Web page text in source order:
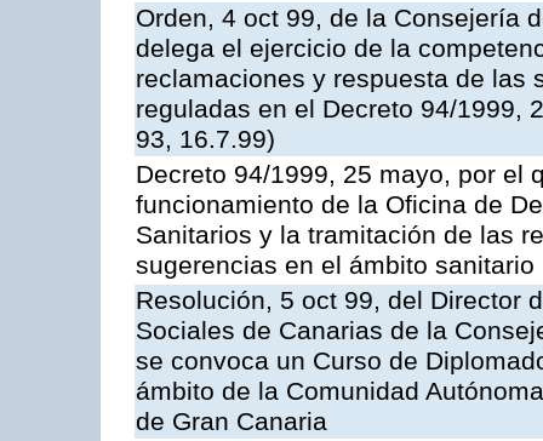
Orden, 4 oct 99, de la Consejería
delega el ejercicio de la
reclamaciones y respuesta de las
reguladas en el Decreto 94/1999,
93, 16.7.99)
Decreto 94/1999, 25 mayo, por el
funcionamiento de la Oficina de
Sanitarios y la tramitación de las
sugerencias en el ámbito sanitario
Resolución, 5 oct 99, del Director
Sociales de Canarias de la
se convoca un Curso de
ámbito de la Comunidad
de Gran Canaria